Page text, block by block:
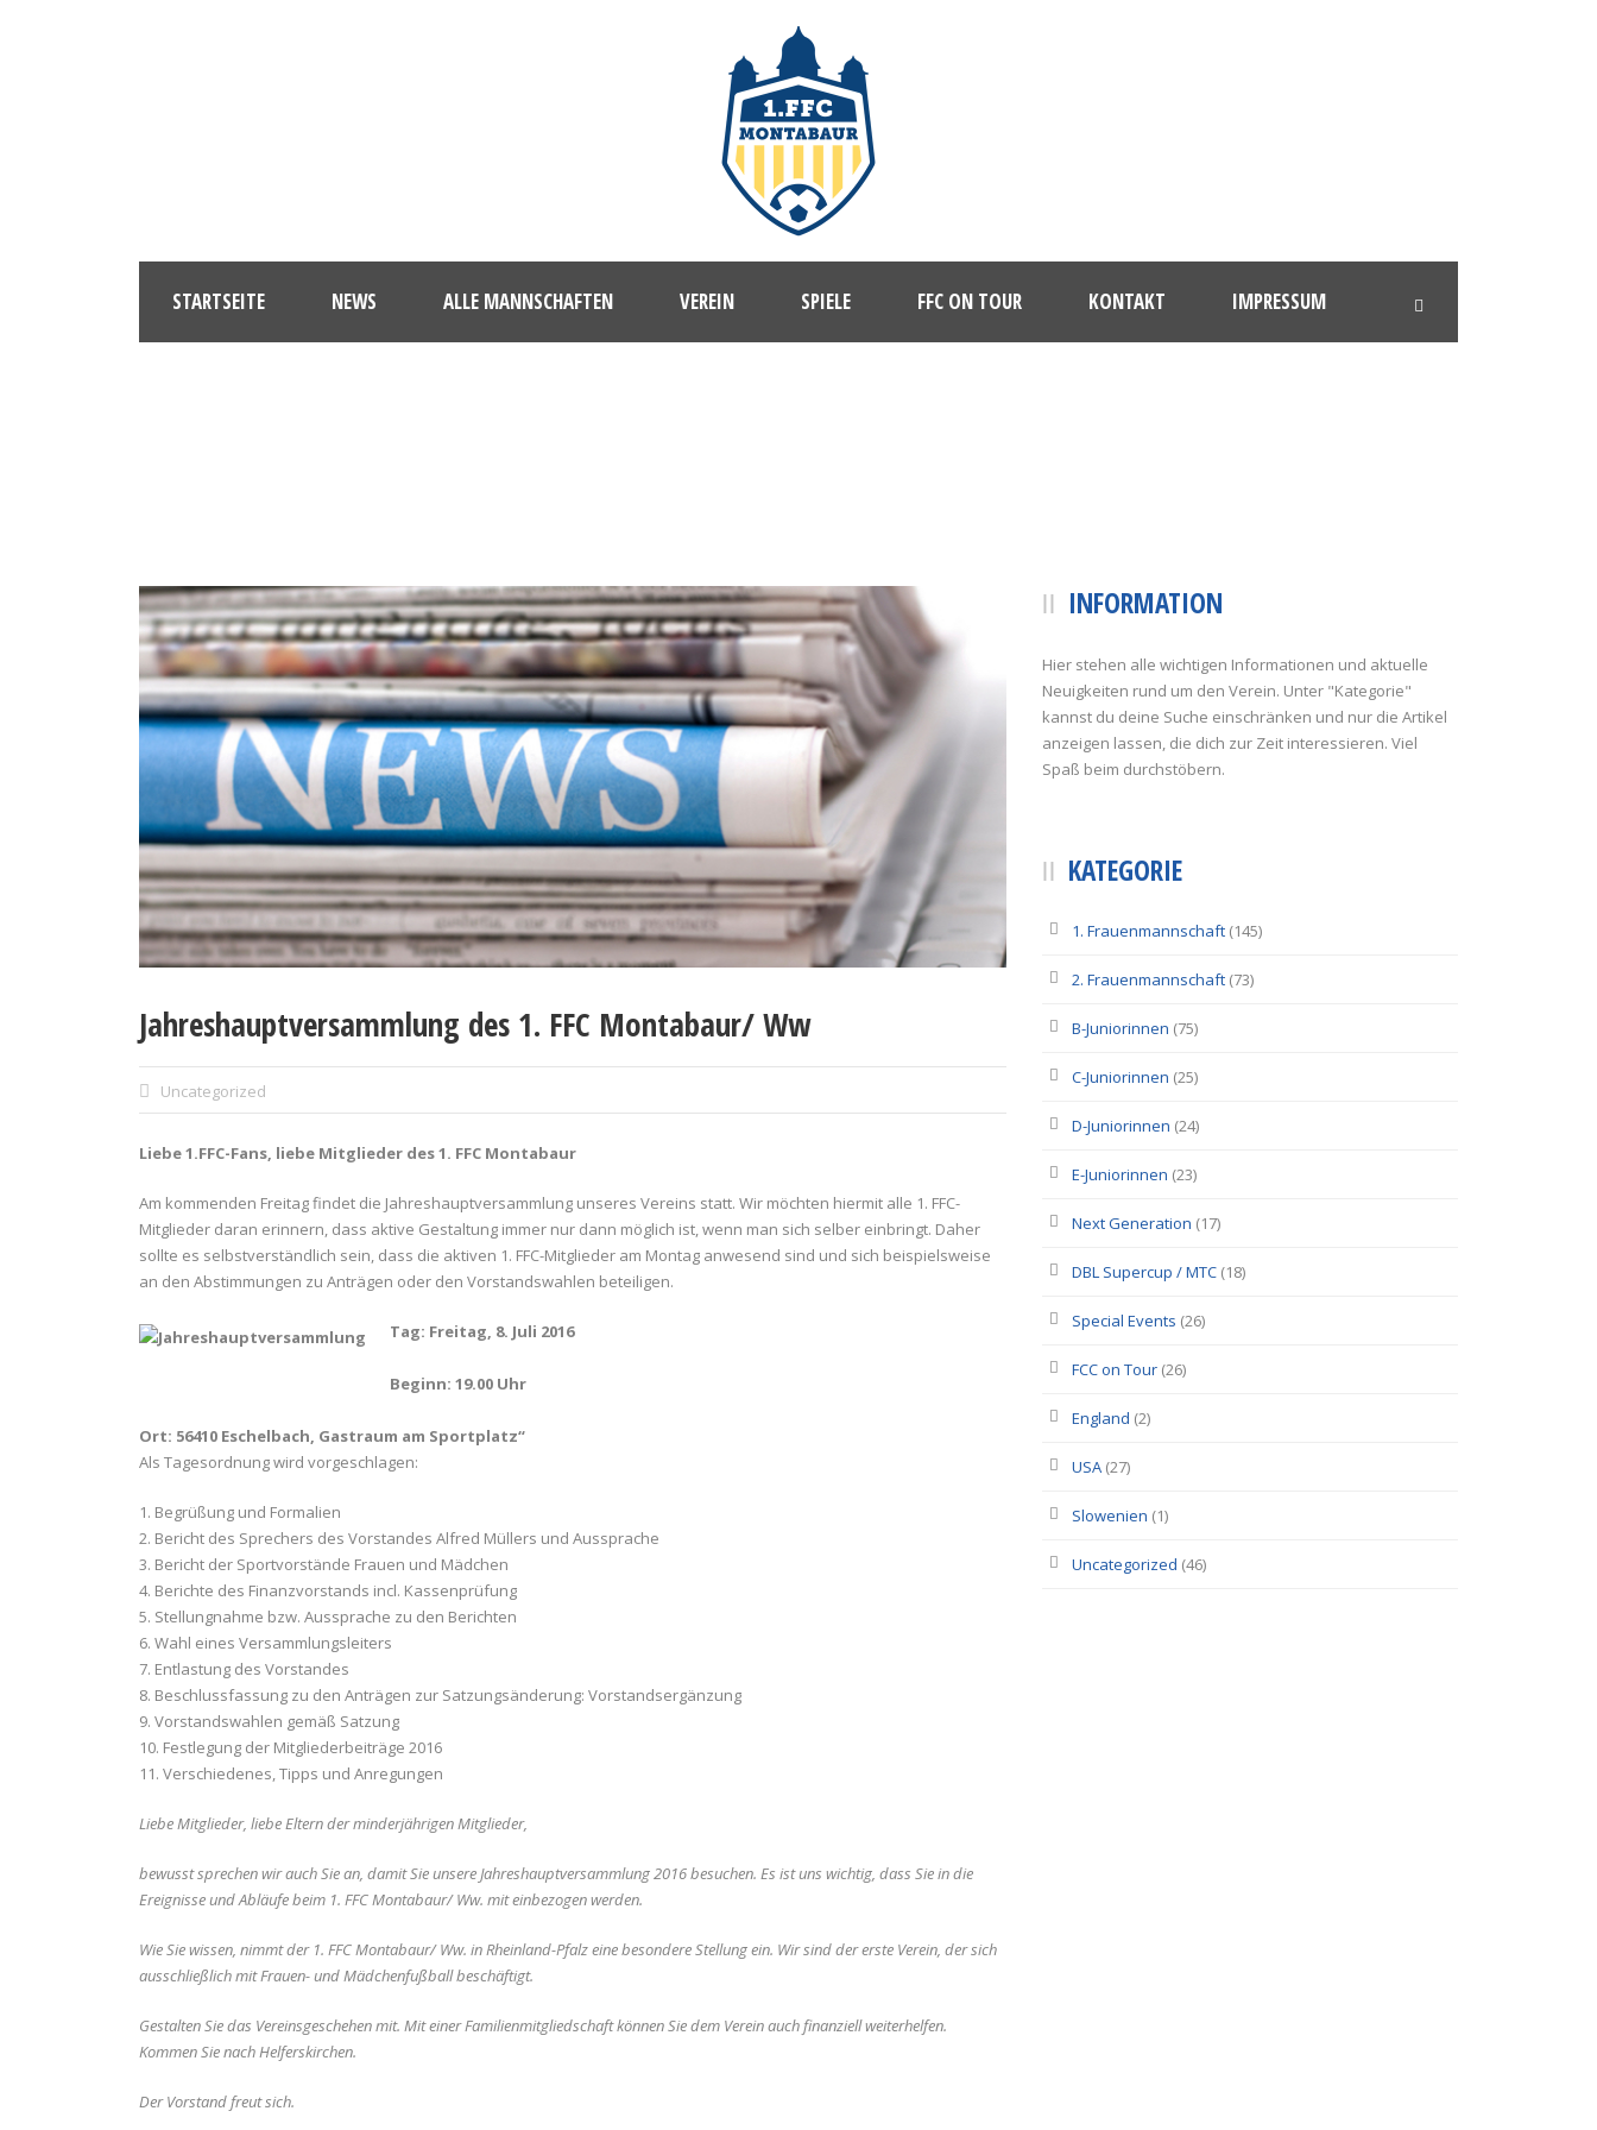
STARTSEITE NEWS ALLE MANNSCHAFTEN VEREIN SPIELE FFC ON TOUR KONTAKT IMPRESSUM
Jahreshauptversammlung des 1. FFC Montabaur/ Ww
Uncategorized
Liebe 1.FFC-Fans, liebe Mitglieder des 1. FFC Montabaur
Am kommenden Freitag findet die Jahreshauptversammlung unseres Vereins statt. Wir möchten hiermit alle 1. FFC-
Mitglieder daran erinnern, dass aktive Gestaltung immer nur dann möglich ist, wenn man sich selber einbringt. Daher
sollte es selbstverständlich sein, dass die aktiven 1. FFC-Mitglieder am Montag anwesend sind und sich beispielsweise
an den Abstimmungen zu Anträgen oder den Vorstandswahlen beteiligen.
Tag: Freitag, 8. Juli 2016
Beginn: 19.00 Uhr
Ort: 56410 Eschelbach, Gastraum am Sportplatz“
Als Tagesordnung wird vorgeschlagen:
1. Begrüßung und Formalien
2. Bericht des Sprechers des Vorstandes Alfred Müllers und Aussprache
3. Bericht der Sportvorstände Frauen und Mädchen
4. Berichte des Finanzvorstands incl. Kassenprüfung
5. Stellungnahme bzw. Aussprache zu den Berichten
6. Wahl eines Versammlungsleiters
7. Entlastung des Vorstandes
8. Beschlussfassung zu den Anträgen zur Satzungsänderung: Vorstandsergänzung
9. Vorstandswahlen gemäß Satzung
10. Festlegung der Mitgliederbeiträge 2016
11. Verschiedenes, Tipps und Anregungen
Liebe Mitglieder, liebe Eltern der minderjährigen Mitglieder,
bewusst sprechen wir auch Sie an, damit Sie unsere Jahreshauptversammlung 2016 besuchen. Es ist uns wichtig, dass Sie in die
Ereignisse und Abläufe beim 1. FFC Montabaur/ Ww. mit einbezogen werden.
Wie Sie wissen, nimmt der 1. FFC Montabaur/ Ww. in Rheinland-Pfalz eine besondere Stellung ein. Wir sind der erste Verein, der sich
ausschließlich mit Frauen- und Mädchenfußball beschäftigt.
Gestalten Sie das Vereinsgeschehen mit. Mit einer Familienmitgliedschaft können Sie dem Verein auch finanziell weiterhelfen.
Kommen Sie nach Helferskirchen.
Der Vorstand freut sich.
INFORMATION
Hier stehen alle wichtigen Informationen und aktuelle
Neuigkeiten rund um den Verein. Unter "Kategorie"
kannst du deine Suche einschränken und nur die Artikel
anzeigen lassen, die dich zur Zeit interessieren. Viel
Spaß beim durchstöbern.
KATEGORIE
1. Frauenmannschaft (145)
2. Frauenmannschaft (73)
B-Juniorinnen (75)
C-Juniorinnen (25)
D-Juniorinnen (24)
E-Juniorinnen (23)
Next Generation (17)
DBL Supercup / MTC (18)
Special Events (26)
FCC on Tour (26)
England (2)
USA (27)
Slowenien (1)
Uncategorized (46)